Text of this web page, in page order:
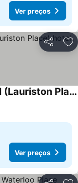
Ver preços
Partilhar
Premier Inn Edinburgh Central (Lauriston Place) hotel
Ver preços